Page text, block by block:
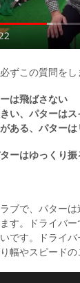
ずこの質問をし
は飛ばさない
い、パターは
ある、パター
ーはゆっくり振
ブで、パター
す。ドライバ
です。ドライ
幅やスピードの